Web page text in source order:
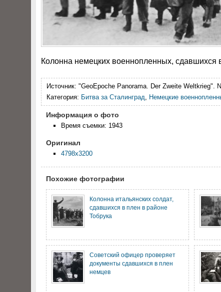
Колонна немецких военнопленных, сдавшихся
Источник: "GeoEpoche Panorama. Der Zweite Weltkrieg".
Категория: Битва за Сталинград, Немецкие
Информация о фото
Время съемки: 1943
Оригинал
4798x3200
Похожие фотографии
Колонна итальянских солдат,
сдавшихся в плен в районе
Тобрука
Советский офицер проверяет
документы сдавшихся в плен
немцев